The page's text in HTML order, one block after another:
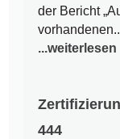
der Bericht
...weiterlesen
444